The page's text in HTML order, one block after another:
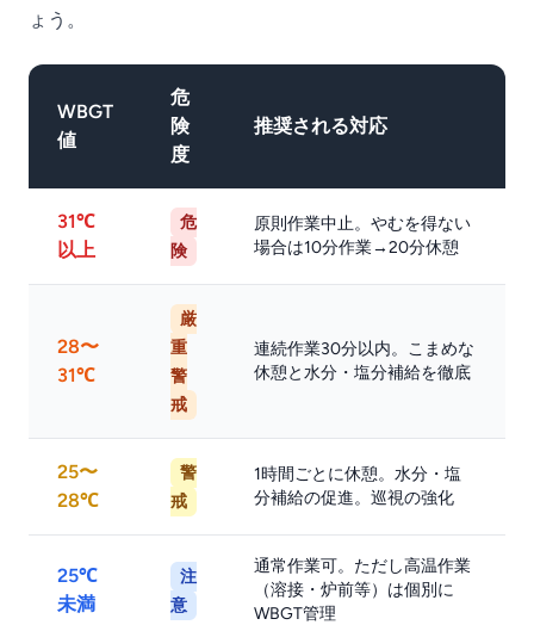
ょう。
WBGT
値
危
険
度
推奨される対応
31℃
以上
危
険
原則作業中止。やむを得ない
場合は10分作業→20分休憩
28〜
31℃
厳
重
警
戒
連続作業30分以内。こまめな
休憩と水分・塩分補給を徹底
25〜
28℃
警
戒
1時間ごとに休憩。水分・塩
分補給の促進。巡視の強化
25℃
未満
注
意
通常作業可。ただし高温作業
（溶接・炉前等）は個別に
WBGT管理